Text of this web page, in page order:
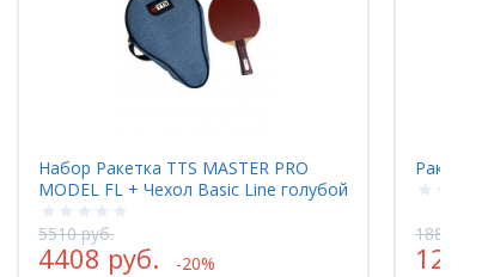
Набор Ракетка TTS MASTER PRO
MODEL FL + Чехол Basic Line голубой
5510 руб.
4408 руб. -20%
Ракетка
1885
1225